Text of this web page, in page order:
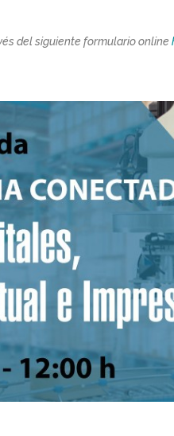
del siguiente formulario online